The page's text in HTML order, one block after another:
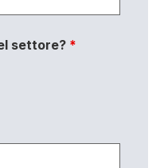
settore? *